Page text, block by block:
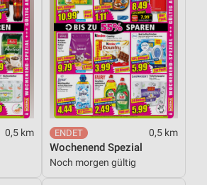
0,5 km 0,5 km
Wochenend Spezial
Noch morgen gültig